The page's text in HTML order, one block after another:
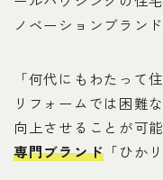
ノベーションブランド
「何代にもわたって
リフォームでは困難
向上させることが可
専門ブランド 「ひか